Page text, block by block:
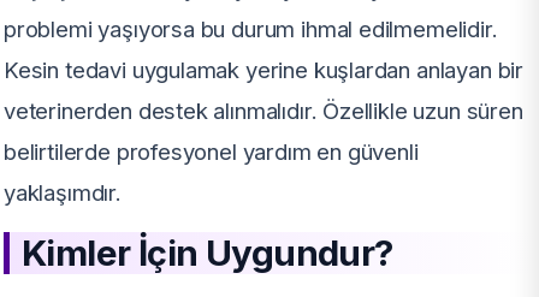
problemi yaşıyorsa bu durum ihmal edilmemelidir.
Kesin tedavi uygulamak yerine kuşlardan anlayan bir
veterinerden destek alınmalıdır. Özellikle uzun süren
belirtilerde profesyonel yardım en güvenli
yaklaşımdır.
Kimler İçin Uygundur?